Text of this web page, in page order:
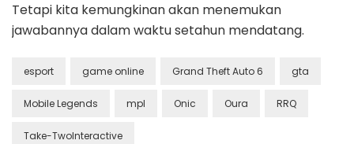
Tetapi kita kemungkinan akan menemukan
jawabannya dalam waktu setahun mendatang.
esport game online Grand Theft Auto 6 gta
Mobile Legends mpl Onic Oura RRQ
Take-TwoInteractive